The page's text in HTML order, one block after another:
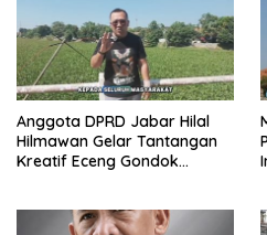
Anggota DPRD Jabar Hilal
Hilmawan Gelar Tantangan
Kreatif Eceng Gondok